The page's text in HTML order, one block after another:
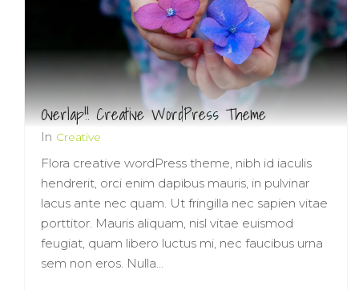
Overlap!! Creative WordPress Theme
In Creative
Flora creative wordPress theme, nibh id iaculis
hendrerit, orci enim dapibus mauris, in pulvinar
lacus ante nec quam. Ut fringilla nec sapien vitae
porttitor. Mauris aliquam, nisl vitae euismod
feugiat, quam libero luctus mi, nec faucibus urna
sem non eros. Nulla…